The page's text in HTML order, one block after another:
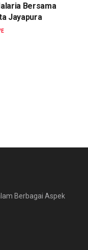
Bersama
Jayapura
Berbagai Aspek